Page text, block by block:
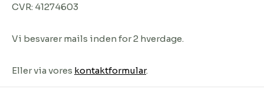
CVR: 41274603
Vi besvarer mails inden for 2 hverdage.
Eller via vores kontaktformular.